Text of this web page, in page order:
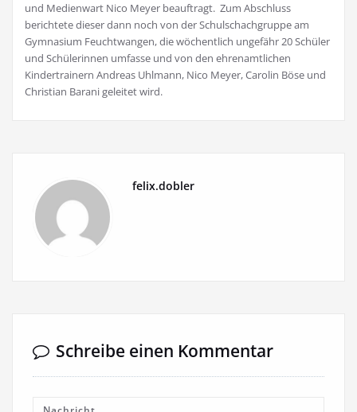
und Medienwart Nico Meyer beauftragt. Zum Abschluss
berichtete dieser dann noch von der Schulschachgruppe am
Gymnasium Feuchtwangen, die wöchentlich ungefähr 20 Schüler
und Schülerinnen umfasse und von den ehrenamtlichen
Kindertrainern Andreas Uhlmann, Nico Meyer, Carolin Böse und
Christian Barani geleitet wird.
felix.dobler
Schreibe einen Kommentar